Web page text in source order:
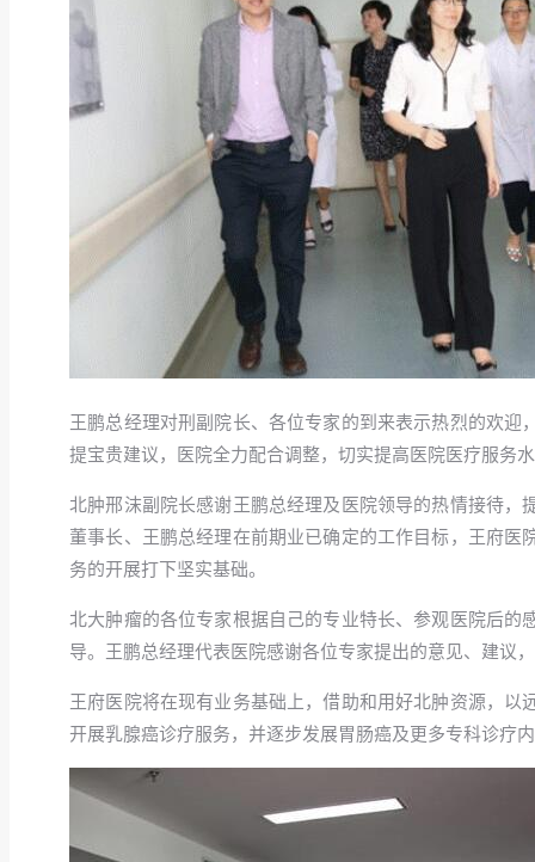
王鹏总经理对刑副院长、各位专家的到来表示热烈的欢
提宝贵建议，医院全力配合调整，切实提高医院医疗服务
北肿邢沫副院长感谢王鹏总经理及医院领导的热情接待
董事长、王鹏总经理在前期业已确定的工作目标，王府
务的开展打下坚实基础。
北大肿瘤的各位专家根据自己的专业特长、参观医院后
导。王鹏总经理代表医院感谢各位专家提出的意见、建议
王府医院将在现有业务基础上，借助和用好北肿资源，
开展乳腺癌诊疗服务，并逐步发展胃肠癌及更多专科诊疗